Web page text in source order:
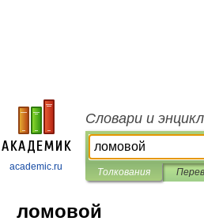
academic.ru
Словари и
Толкования
ломовой